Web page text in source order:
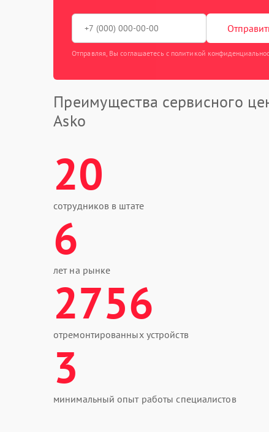
Отправляя, Вы соглашаетесь с политикой
Преимущества сервисного
Asko
20
сотрудников в штате
6
лет на рынке
2756
отремонтированных устройств
3
минимальный опыт работы специалистов